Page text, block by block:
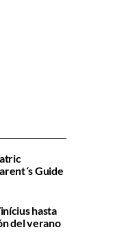
Guide
hasta
del verano